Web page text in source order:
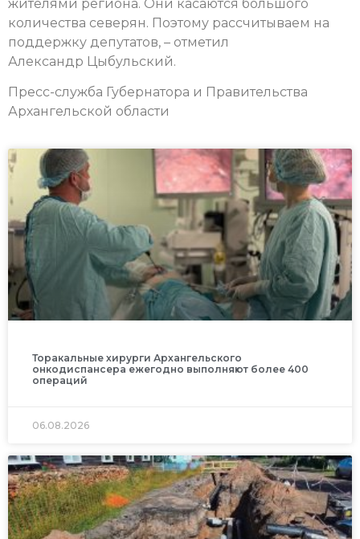
жителями региона. Они касаются большого
количества северян. Поэтому рассчитываем на
поддержку депутатов, – отметил
Александр Цыбульский.
Пресс-служба Губернатора и Правительства
Архангельской области
Торакальные хирурги Архангельского
онкодиспансера ежегодно выполняют более 400
операций
06.08.2026